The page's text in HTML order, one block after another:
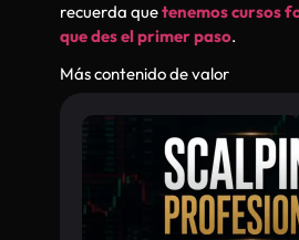
recuerda quetenemos cursos
que des el primer paso.
Más contenido de valor